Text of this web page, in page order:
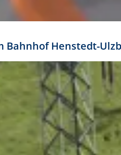
Bahnhof Henstedt-